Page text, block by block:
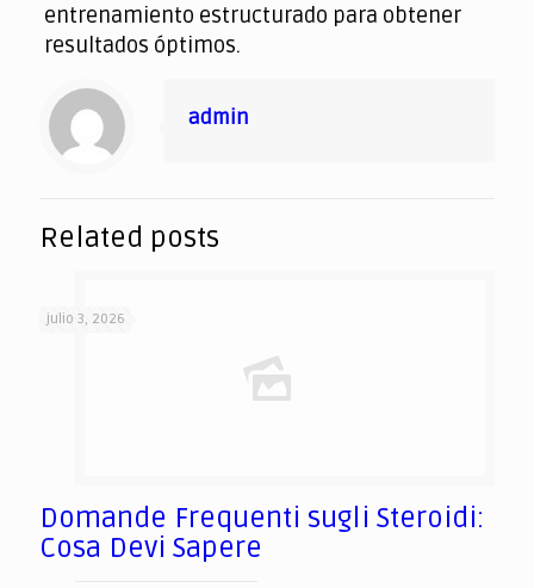
entrenamiento estructurado para obtener
resultados óptimos.
admin
Related posts
julio 3, 2026
Domande Frequenti sugli Steroidi:
Cosa Devi Sapere